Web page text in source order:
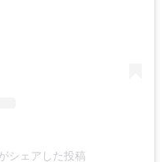
シェアした投稿